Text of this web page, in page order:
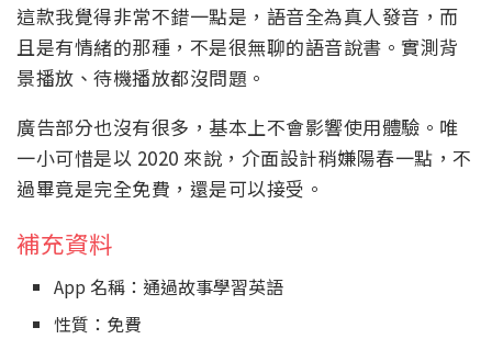
這款我覺得非常不錯一點是，語音全為真人發音，而
且是有情緒的那種，不是很無聊的語音說書。實測背
景播放、待機播放都沒問題。
廣告部分也沒有很多，基本上不會影響使用體驗。唯
一小可惜是以 2020 來說，介面設計稍嫌陽春一點，不
過畢竟是完全免費，還是可以接受。
補充資料
App 名稱：通過故事學習英語
性質：免費